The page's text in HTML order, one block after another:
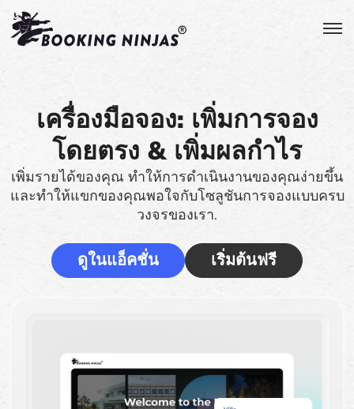
เครื่องมือจอง: เพิ่มการจอง
โดยตรง & เพิ่มผลกำไร
เพิ่มรายได้ของคุณ ทำให้การดำเนินงานของคุณง่ายขึ้น
และทำให้แขกของคุณพอใจกับโซลูชันการจองแบบครบ
วงจรของเรา.
ดูในแอ็คชั่น เริ่มต้นฟรี